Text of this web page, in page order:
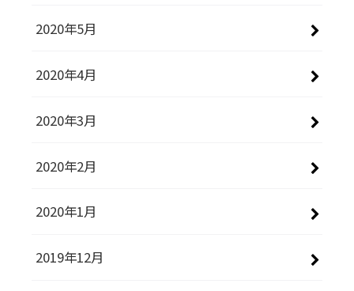
2020年5月
2020年4月
2020年3月
2020年2月
2020年1月
2019年12月